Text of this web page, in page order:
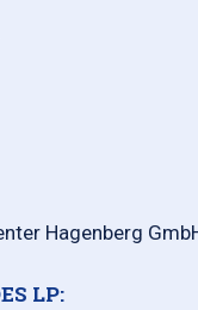
Hagenberg
LP: